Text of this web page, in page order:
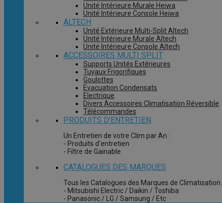
Unité Intérieure Murale Heiwa
Unité Intérieure Console Heiwa
ALTECH
Unité Extérieure Multi-Split Altech
Unité Intérieure Murale Altech
Unité Intérieure Console Altech
ACCESSOIRES MULTI SPLIT
Supports Unités Extérieures
Tuyaux Frigorifiques
Goulottes
Evacuation Condensats
Electrique
Divers Accessoires Climatisation Réversible
Télécommandes
PRODUITS D'ENTRETIEN
Un Entretien de votre Clim par An :
- Produits d'entretien
- Filtre de Gainable
CATALOGUES DES MARQUES
Tous les Catalogues des Marques de Climatisation
- Mitsubishi Electric / Daikin / Toshiba
- Panasonic / LG / Samsung / Etc